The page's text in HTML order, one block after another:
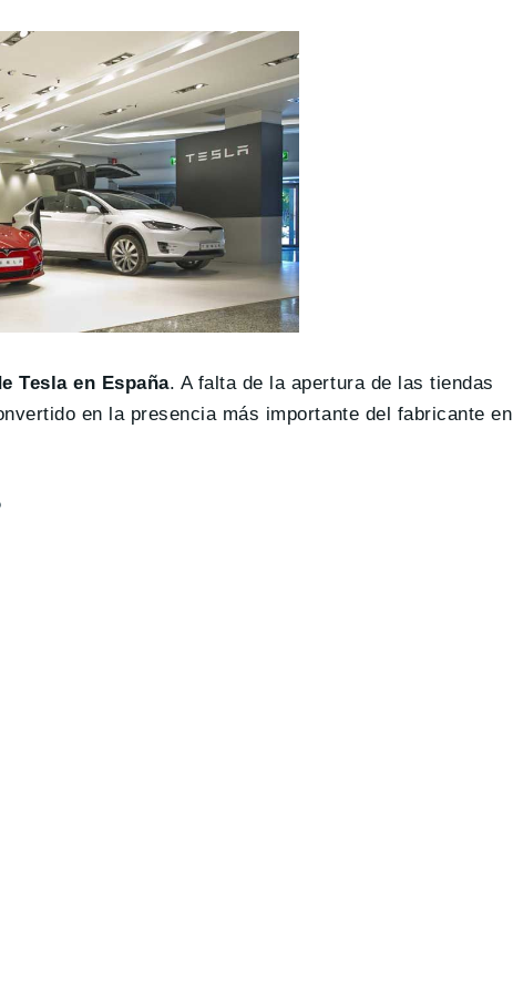
Tesla en España. A falta de la apertura de las tiendas
en la presencia más importante del fabricante en